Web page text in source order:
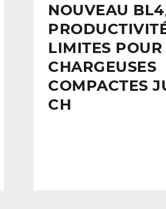
NOUVEAU
LIMITES POUR
CHARGEUSES
COMPACTES
CH